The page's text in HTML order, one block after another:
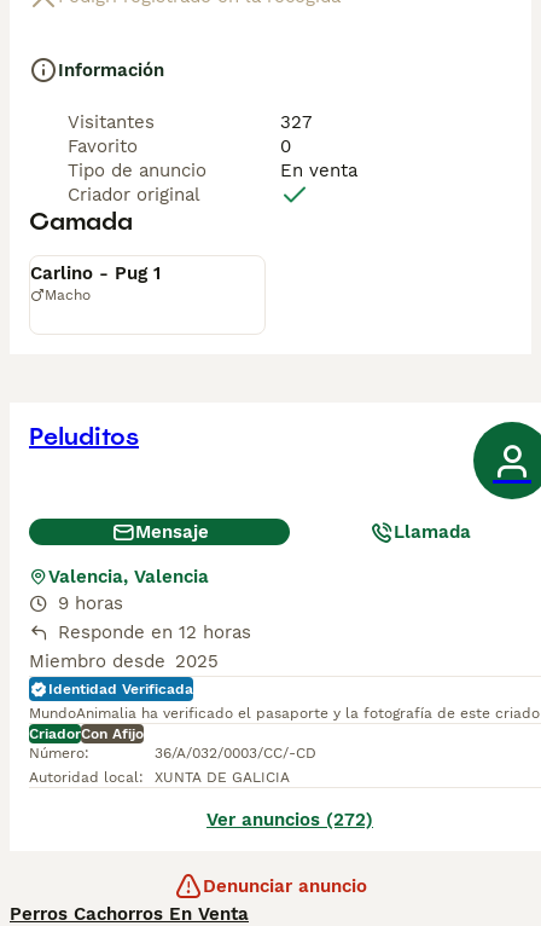
📲 ¡Pregunta sin compromiso por disponibilidad, fotos
Información
Visitantes
327
Favorito
0
Tipo de anuncio
En venta
Criador original
Camada
Carlino - Pug 1
Macho
Peluditos
Mensaje Llamada
Valencia, Valencia
9 horas
Responde en 12 horas
Miembro desde 2025
Identidad Verificada
MundoAnimalia ha verificado el pasaporte y la fotografía de este
CriadorCon Afijo
Número:
36/A/032/0003/CC/-CD
Autoridad local: XUNTA DE GALICIA
Ver anuncios (272)
Denunciar anuncio
Perros Cachorros En Venta